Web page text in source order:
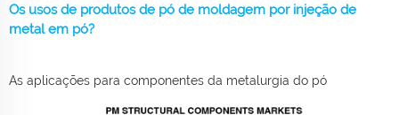
Os usos de produtos de pó de moldagem por injeção de
metal em pó?
As aplicações para componentes da metalurgia do pó